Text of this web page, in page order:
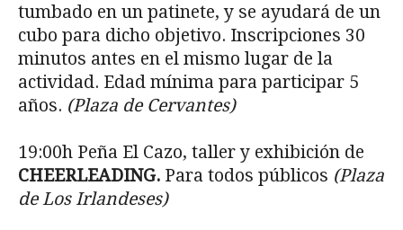
tumbado en un patinete, y se ayudará de un
cubo para dicho objetivo. Inscripciones 30
minutos antes en el mismo lugar de la
actividad. Edad mínima para participar 5
años. (Plaza de Cervantes)
19:00h Peña El Cazo, taller y exhibición de
CHEERLEADING. Para todos públicos (Plaza
de Los Irlandeses)